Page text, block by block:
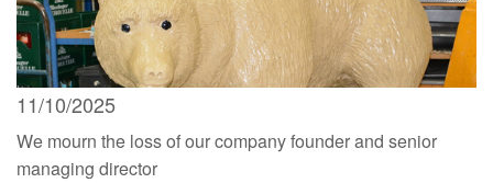
11/10/2025
We mourn the loss of our company founder and senior
managing director